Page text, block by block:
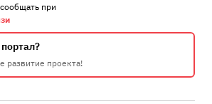
при
развитие проекта!